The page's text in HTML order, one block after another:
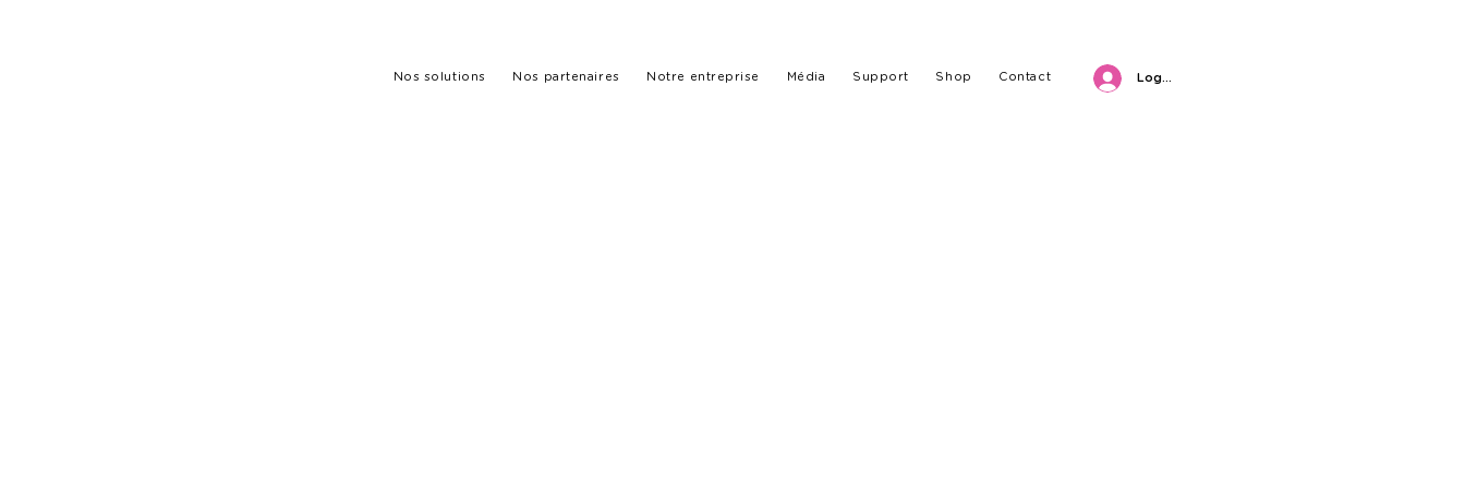
Nos solutions Nos partenaires Notre entreprise Média Support Shop Contact Log in